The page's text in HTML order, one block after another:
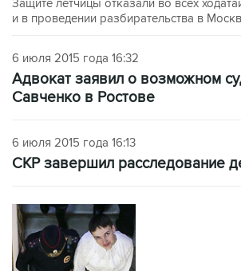
Защите летчицы отказали во всех
и в проведении разбирательства в
6 июля 2015 года 16:32
Адвокат заявил о возможном
Савченко в Ростове
6 июля 2015 года 16:13
СКР завершил расследование